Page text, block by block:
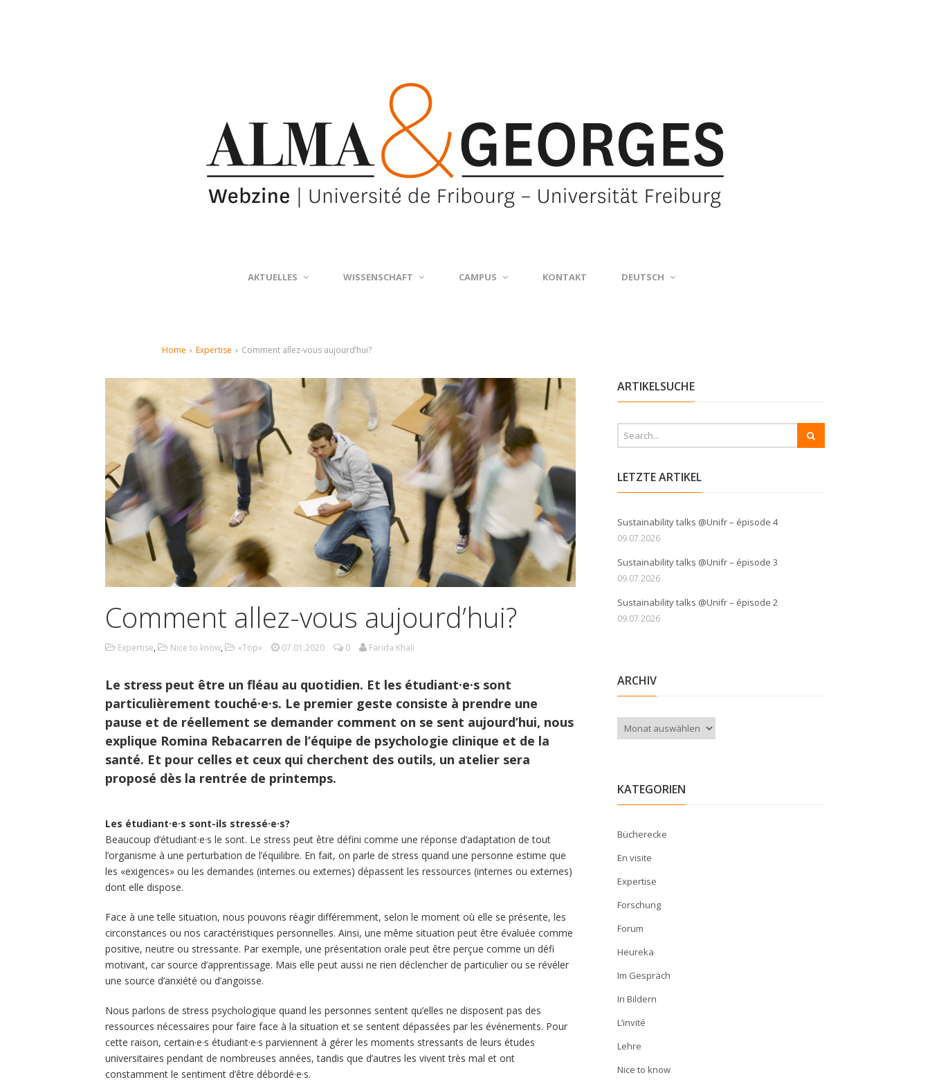
AKTUELLES WISSENSCHAFT CAMPUS KONTAKT DEUTSCH
Home › Expertise › Comment allez-vous aujourd’hui?
Comment allez-vous aujourd’hui?
Expertise, Nice to know, «Top» 07.01.2020 0 Farida Khali
Le stress peut être un fléau au quotidien. Et les étudiant·e·s sont
particulièrement touché·e·s. Le premier geste consiste à prendre une
pause et de réellement se demander comment on se sent aujourd’hui, nous
explique Romina Rebacarren de l’équipe de psychologie clinique et de la
santé. Et pour celles et ceux qui cherchent des outils, un atelier sera
proposé dès la rentrée de printemps.
Les étudiant·e·s sont-ils stressé·e·s?
Beaucoup d’étudiant·e·s le sont. Le stress peut être défini comme une réponse d’adaptation de tout
l’organisme à une perturbation de l’équilibre. En fait, on parle de stress quand une personne estime que
les «exigences» ou les demandes (internes ou externes) dépassent les ressources (internes ou externes)
dont elle dispose.
Face à une telle situation, nous pouvons réagir différemment, selon le moment où elle se présente, les
circonstances ou nos caractéristiques personnelles. Ainsi, une même situation peut être évaluée comme
positive, neutre ou stressante. Par exemple, une présentation orale peut être perçue comme un défi
motivant, car source d’apprentissage. Mais elle peut aussi ne rien déclencher de particulier ou se révéler
une source d’anxiété ou d’angoisse.
Nous parlons de stress psychologique quand les personnes sentent qu’elles ne disposent pas des
ressources nécessaires pour faire face à la situation et se sentent dépassées par les événements. Pour
cette raison, certain·e·s étudiant·e·s parviennent à gérer les moments stressants de leurs études
universitaires pendant de nombreuses années, tandis que d’autres les vivent très mal et ont
constamment le sentiment d’être débordé·e·s.
ARTIKELSUCHE
LETZTE ARTIKEL
Sustainability talks @Unifr – épisode 4
09.07.2026
Sustainability talks @Unifr – épisode 3
09.07.2026
Sustainability talks @Unifr – épisode 2
09.07.2026
ARCHIV
Archiv
KATEGORIEN
Bücherecke
En visite
Expertise
Forschung
Forum
Heureka
Im Gespräch
In Bildern
L’invité
Lehre
Nice to know